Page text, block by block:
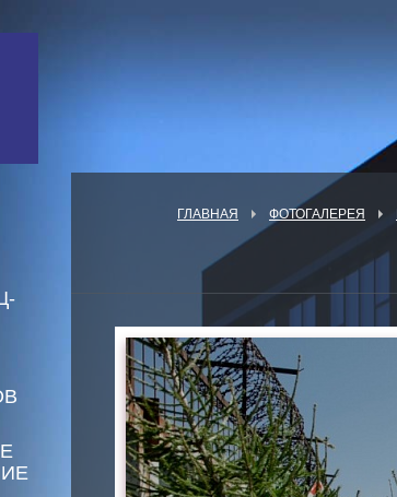
ГЛАВНАЯ ФОТОГАЛЕРЕЯ